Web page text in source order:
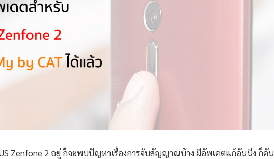
Zenfone 2 อยู่ ก็จะพบปัญหาเรื่องการจับสัญญาณบ้าง มีอัพเดตแก้อันนึง ก็ดัน